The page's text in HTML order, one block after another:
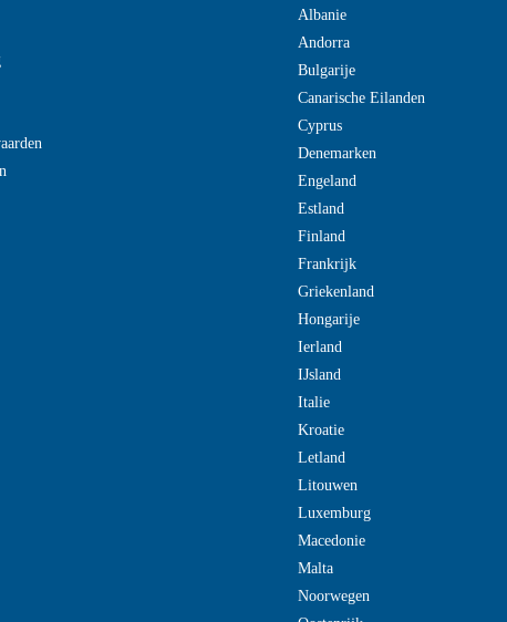
Albanie
Andorra
Bulgarije
Canarische Eilanden
Cyprus
Denemarken
Engeland
Estland
Finland
Frankrijk
Griekenland
Hongarije
Ierland
IJsland
Italie
Kroatie
Letland
Litouwen
Luxemburg
Macedonie
Malta
Noorwegen